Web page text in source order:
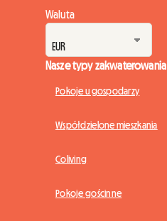
Waluta
Nasze typy zakwaterowania
Pokoje u gospodarzy
Współdzielone mieszkania
Coliving
Pokoje gościnne